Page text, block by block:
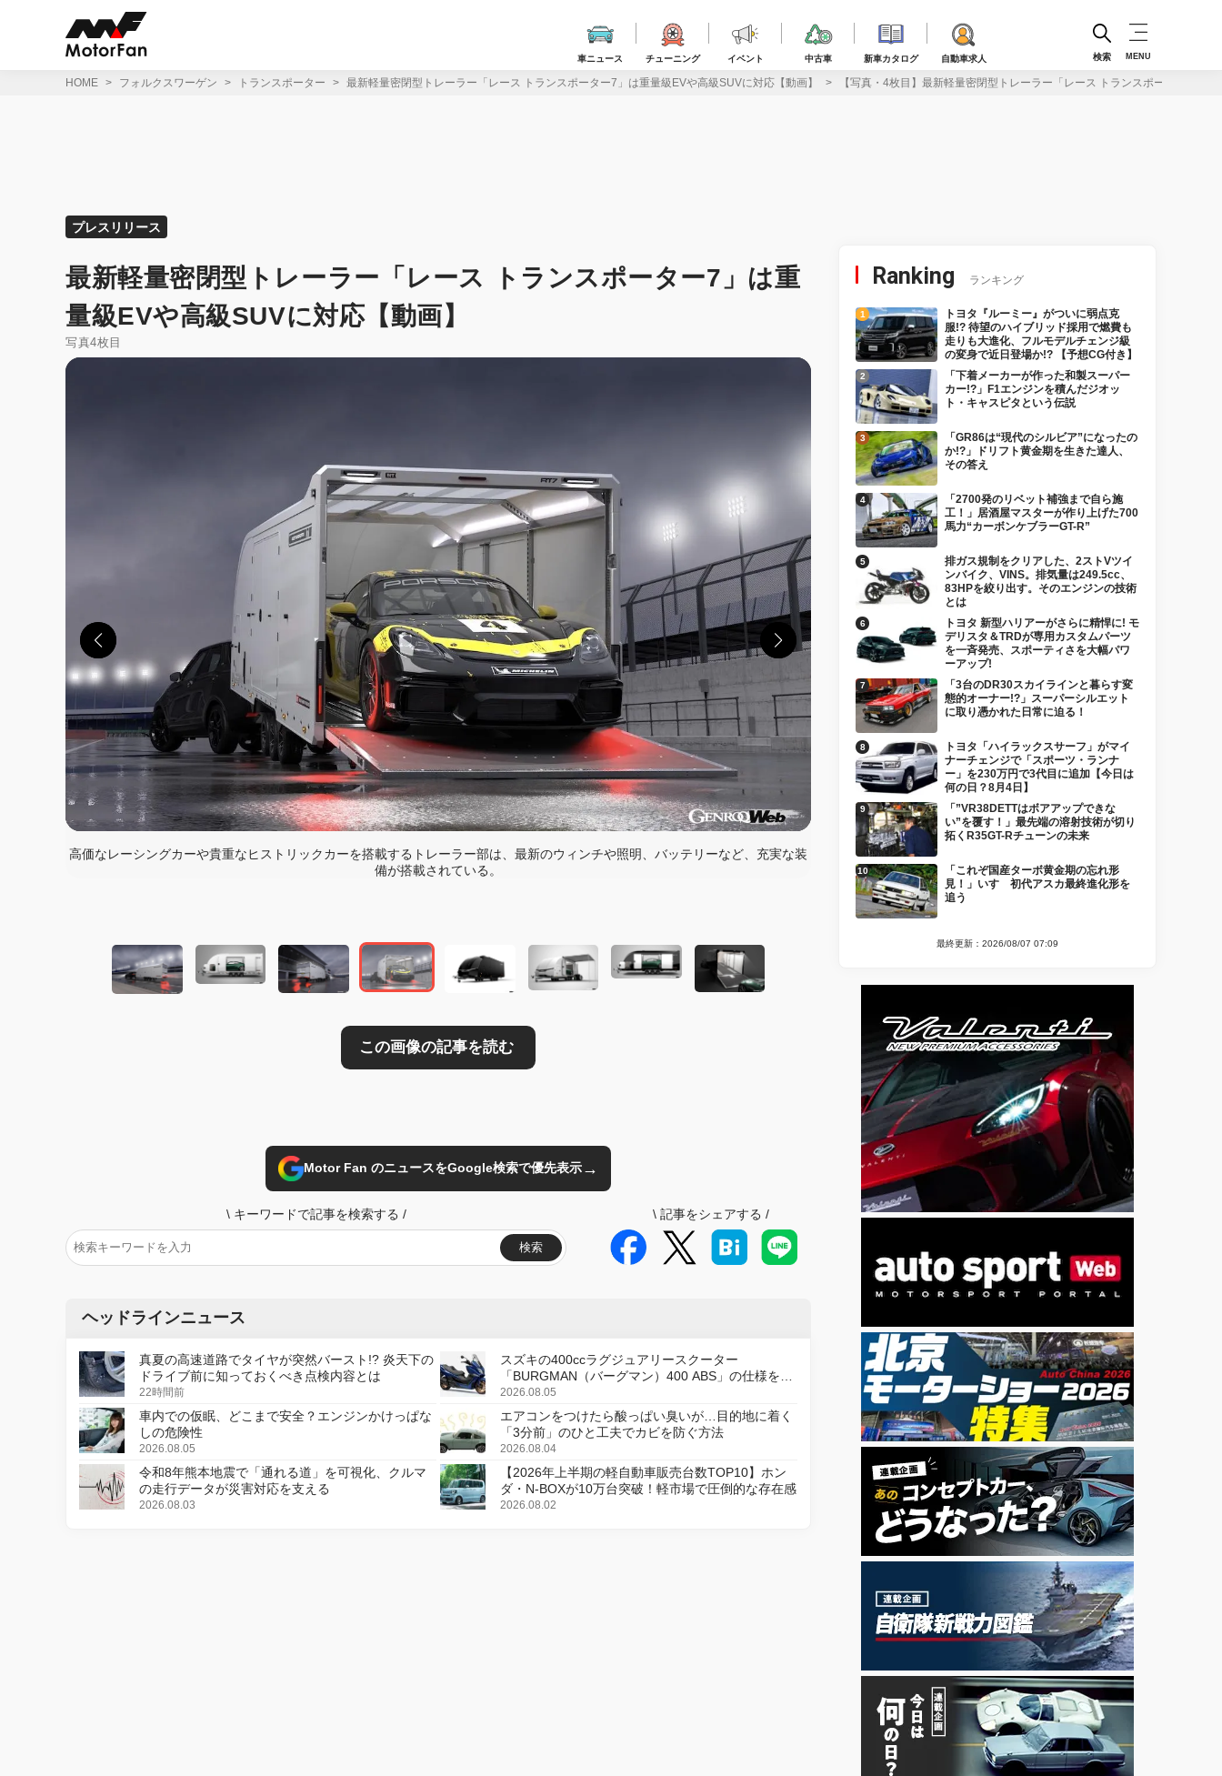
車ニュース チューニング イベント 中古車 新車カタログ 自動車求人 検索 MENU
HOME フォルクスワーゲン トランスポーター 最新軽量密閉型トレーラー「レース トランスポーター7」は重量級EVや高級SUVに対応【動画】 【写真・4枚目】最新軽量密閉型トレーラー「レース トランスポーター7」
プレスリリース
最新軽量密閉型トレーラー「レース トランスポーター7」は重
量級EVや高級SUVに対応【動画】
写真4枚目
高価なレーシングカーや貴重なヒストリックカーを搭載するトレーラー部は、最新のウィンチや照明、バッテリーなど、充実な装
備が搭載されている。
この画像の記事を読む
Motor Fan のニュースをGoogle検索で優先表示→
\ キーワードで記事を検索する /
検索
\ 記事をシェアする /
ヘッドラインニュース
真夏の高速道路でタイヤが突然バースト!? 炎天下の
ドライブ前に知っておくべき点検内容とは
22時間前
スズキの400ccラグジュアリースクーター
「BURGMAN（バーグマン）400 ABS」の仕様を変
更し、8月18日に発売
2026.08.05
車内での仮眠、どこまで安全？エンジンかけっぱな
しの危険性
2026.08.05
エアコンをつけたら酸っぱい臭いが…目的地に着く
「3分前」のひと工夫でカビを防ぐ方法
2026.08.04
令和8年熊本地震で「通れる道」を可視化、クルマ
の走行データが災害対応を支える
2026.08.03
【2026年上半期の軽自動車販売台数TOP10】ホン
ダ・N-BOXが10万台突破！軽市場で圧倒的な存在感
2026.08.02
Ranking ランキング
トヨタ『ルーミー』がついに弱点克
服!? 待望のハイブリッド採用で燃費も
走りも大進化、フルモデルチェンジ級
の変身で近日登場か!? 【予想CG付き】
「下着メーカーが作った和製スーパー
カー!?」F1エンジンを積んだジオッ
ト・キャスピタという伝説
「GR86は“現代のシルビア”になったの
か!?」ドリフト黄金期を生きた達人、
その答え
「2700発のリベット補強まで自ら施
工！」居酒屋マスターが作り上げた700
馬力“カーボンケブラーGT-R”
排ガス規制をクリアした、2ストVツイ
ンバイク、VINS。排気量は249.5cc、
83HPを絞り出す。そのエンジンの技術
とは
トヨタ 新型ハリアーがさらに精悍に! モ
デリスタ＆TRDが専用カスタムパーツ
を一斉発売、スポーティさを大幅パワ
ーアップ!
「3台のDR30スカイラインと暮らす変
態的オーナー!?」スーパーシルエット
に取り憑かれた日常に迫る！
トヨタ「ハイラックスサーフ」がマイ
ナーチェンジで「スポーツ・ランナ
ー」を230万円で3代目に追加【今日は
何の日？8月4日】
「”VR38DETTはボアアップできな
い”を覆す！」最先端の溶射技術が切り
拓くR35GT-Rチューンの未来
「これぞ国産ターボ黄金期の忘れ形
見！」いすゞ初代アスカ最終進化形を
追う
最終更新：2026/08/07 07:09